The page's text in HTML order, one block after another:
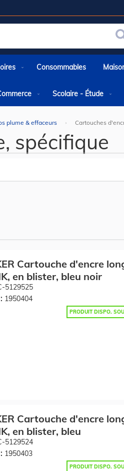
Consommables
Scolaire - Étude
plume & effaceurs Cartouches
spécifique
Cartouche d'encre
en blister, bleu noir
5129525
1950404
PRODUIT DISPO.
Cartouche d'encre
en blister, bleu
5129524
1950403
PRODUIT DISPO.